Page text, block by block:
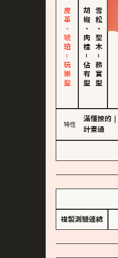
皮革、琥珀－玩樂型 胡椒、肉桂
－
佔有型
雪松、聖木
－
務實型
特性
滿懂撩的
計畫通
複製測驗連結